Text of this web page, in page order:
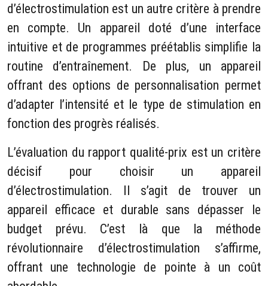
d’électrostimulation est un autre critère à prendre
en compte. Un appareil doté d’une interface
intuitive et de programmes préétablis simplifie la
routine d’entraînement. De plus, un appareil
offrant des options de personnalisation permet
d’adapter l’intensité et le type de stimulation en
fonction des progrès réalisés.
L’évaluation du rapport qualité-prix est un critère
décisif pour choisir un appareil
d’électrostimulation. Il s’agit de trouver un
appareil efficace et durable sans dépasser le
budget prévu. C’est là que la méthode
révolutionnaire d’électrostimulation s’affirme,
offrant une technologie de pointe à un coût